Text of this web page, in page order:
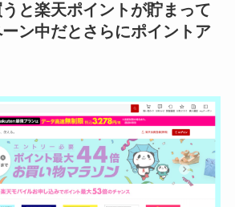
と楽天ポイントが貯まって
ン中だとさらにポイントア